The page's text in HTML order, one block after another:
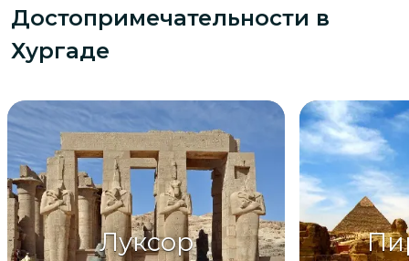
Достопримечательности в
Хургаде
Луксор